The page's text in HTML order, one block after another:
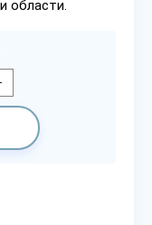
области.